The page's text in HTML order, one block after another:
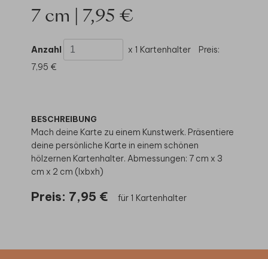
7 cm | 7,95 €
Anzahl x 1 Kartenhalter
Preis:
7,95 €
BESCHREIBUNG
Mach deine Karte zu einem Kunstwerk. Präsentiere
deine persönliche Karte in einem schönen
hölzernen Kartenhalter. Abmessungen: 7 cm x 3
cm x 2 cm (lxbxh)
Preis: 7,95 € für 1 Kartenhalter